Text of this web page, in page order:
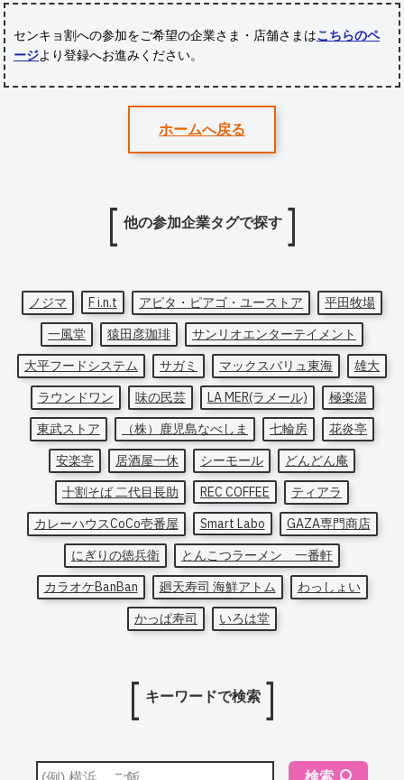
センキョ割への参加をご希望の企業さま・店舗さまはこちらのペ
ージより登録へお進みください。
ホームへ戻る
他の参加企業タグで探す
ノジマ F i.n.t アピタ・ピアゴ・ユーストア
平田牧場
一風堂
猿田彦珈琲
サンリオエンターテイメント
大平フードシステム
サガミ マックスバリュ東海
雄大
ラウンドワン
味の民芸 LA MER(ラメール)
極楽湯
東武ストア
（株）鹿児島なべしま 七輪房
花炎亭
安楽亭
居酒屋一休 シーモール
どんどん庵
十割そば 二代目長助
REC COFFEE
ティアラ
カレーハウスCoCo壱番屋
Smart Labo
GAZA専門商店
にぎりの徳兵衛
とんこつラーメン 一番軒
カラオケBanBan
廻天寿司 海鮮アトム
わっしょい
かっぱ寿司
いろは堂
キーワードで検索